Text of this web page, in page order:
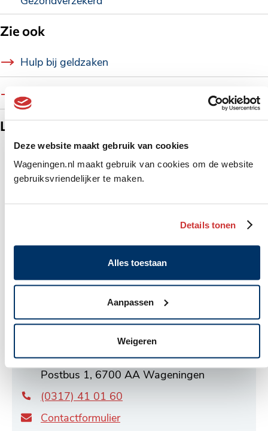
Deze website maakt gebruik van cookies
Wageningen.nl maakt gebruik van cookies om de website
gebruiksvriendelijker te maken.
Details tonen
Alles toestaan
Aanpassen
Weigeren
Zie ook
Hulp bij geldzaken
Maatschappelijk Meedoen Budget aanvragen
Locaties
Voor al uw vragen over wonen, werk, zorg,
opvoeding en geldzaken. U vindt ons in 't Palet.
Algemeen
adres
Rooseveltweg 408A , Wageningen
Postbus 1, 6700 AA Wageningen
(0317) 41 01 60
Contactformulier